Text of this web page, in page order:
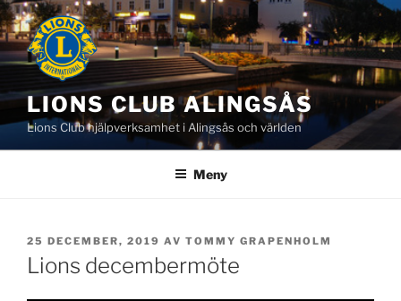
Hoppa
till
innehåll
LIONS CLUB ALINGSÅS
Lions Club hjälpverksamhet i Alingsås och världen
Meny
PUBLICERAT
25 DECEMBER, 2019 AV TOMMY GRAPENHOLM
Lions decembermöte